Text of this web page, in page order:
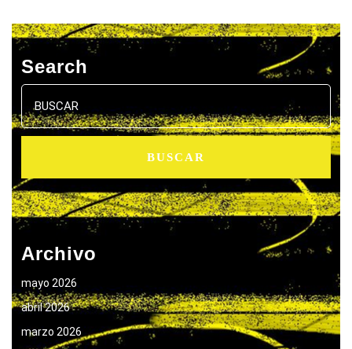
Search
Buscar:
Archivo
mayo 2026
abril 2026
marzo 2026